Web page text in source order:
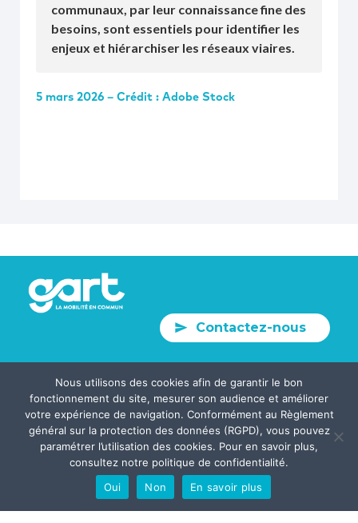
communaux, par leur connaissance fine des
besoins, sont essentiels pour identifier les
enjeux et hiérarchiser les réseaux viaires.
5 mars 2026 – Crédit : Adobe Stock
Contactez-nous
Plan du site
Crédits
Mentions Légales
Confidentialités
Nous utilisons des cookies afin de garantir le bon
fonctionnement du site, mesurer son audience et améliorer
votre expérience de navigation. Conformément au Règlement
général sur la protection des données (RGPD), vous pouvez
paramétrer l’utilisation des cookies. Pour en savoir plus,
consultez notre politique de confidentialité.
Oui
Non En savoir plus